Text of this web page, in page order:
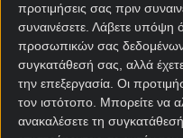
προτιμήσεις σας πριν
συναινέσετε. Λάβετε υπόψη
προσωπικών σας δεδομένων
συγκατάθεσή σας, αλλά
την επεξεργασία. Οι
τον ιστότοπο. Μπορείτε να
ανακαλέσετε τη
Οι Ίβηρες έχουν
τελευταίους 14
δέκα νίκες και τρεις
στοιχήματος, αλλά το
μόνο έναν από τους
τους σε τελικές